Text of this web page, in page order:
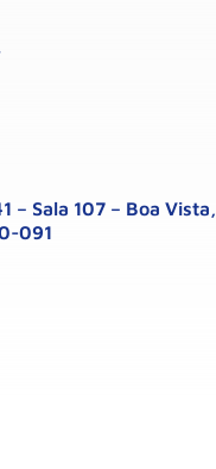
– Sala 107 – Boa Vista,
091